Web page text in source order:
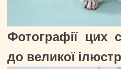
Фотографії цих
до великої